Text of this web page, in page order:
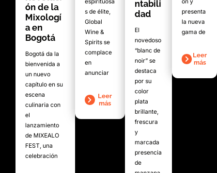
ón de la
Mixologí
a en
Bogotá
Bogotá da la
bienvenida a
un nuevo
capítulo en su
escena
culinaria con
el
lanzamiento
de MIXEALO
FEST, una
celebración
s de élite,
Global
Wine &
Spirits se
complace
en
anunciar
Leer
más
ntabili
dad
El
novedoso
“blanc de
noir” se
destaca
por su
color
plata
brillante,
frescura
y
marcada
presencia
de
presenta
la nueva
gama de
Leer
más